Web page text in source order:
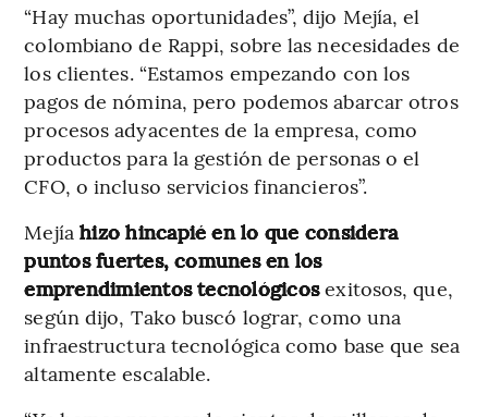
“Hay muchas oportunidades”, dijo Mejía, el
colombiano de Rappi, sobre las necesidades de
los clientes. “Estamos empezando con los
pagos de nómina, pero podemos abarcar otros
procesos adyacentes de la empresa, como
productos para la gestión de personas o el
CFO, o incluso servicios financieros”.
Mejía hizo hincapié en lo que considera
puntos fuertes, comunes en los
emprendimientos tecnológicosexitosos, que,
según dijo, Tako buscó lograr, como una
infraestructura tecnológica como base que sea
altamente escalable.